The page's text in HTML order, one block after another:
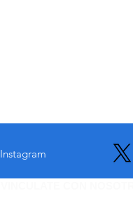
Instagram